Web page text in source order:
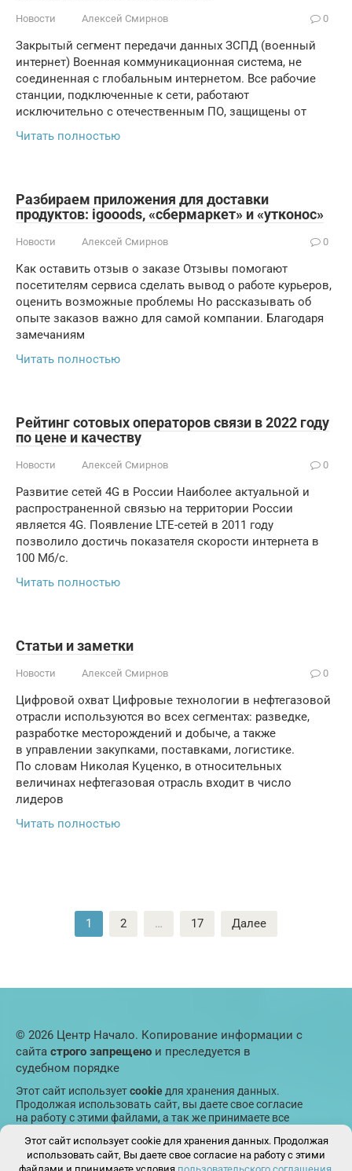
Новости Алексей Смирнов 0
Закрытый сегмент передачи данных ЗСПД (военный
интернет) Военная коммуникационная система, не
соединенная с глобальным интернетом. Все рабочие
станции, подключенные к сети, работают
исключительно с отечественным ПО, защищены от
Читать полностью
Разбираем приложения для доставки
продуктов: igooods, «сбермаркет» и «утконос»
Новости Алексей Смирнов 0
Как оставить отзыв о заказе Отзывы помогают
посетителям сервиса сделать вывод о работе курьеров,
оценить возможные проблемы Но рассказывать об
опыте заказов важно для самой компании. Благодаря
замечаниям
Читать полностью
Рейтинг сотовых операторов связи в 2022 году
по цене и качеству
Новости Алексей Смирнов 0
Развитие сетей 4G в России Наиболее актуальной и
распространенной связью на территории России
является 4G. Появление LTE-сетей в 2011 году
позволило достичь показателя скорости интернета в
100 Мб/с.
Читать полностью
Статьи и заметки
Новости Алексей Смирнов 0
Цифровой охват Цифровые технологии в нефтегазовой
отрасли используются во всех сегментах: разведке,
разработке месторождений и добыче, а также
в управлении закупками, поставками, логистике.
По словам Николая Куценко, в относительных
величинах нефтегазовая отрасль входит в число
лидеров
Читать полностью
1 2 … 17 Далее
© 2026 Центр Начало. Копирование информации с
сайта строго запрещено и преследуется в
судебном порядке
Этот сайт используетcookie для хранения данных.
Продолжая использовать сайт, вы даете свое согласие
на работу с этими файлами, а так же принимаете все
возникновении вопросов пишите вформу обратной
связи.
Этот сайт использует cookie для хранения данных. Продолжая
использовать сайт, Вы даете свое согласие на работу с этими